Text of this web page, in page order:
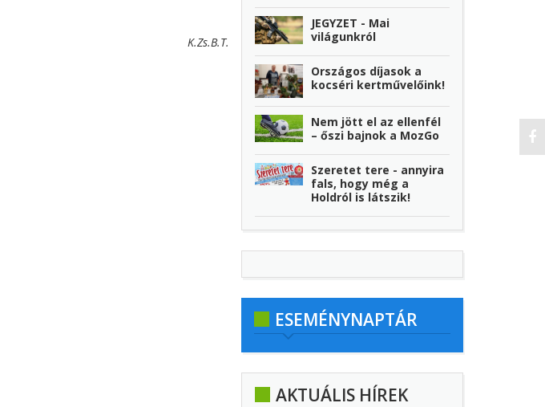
K.Zs.B.T.
JEGYZET - Mai
világunkról
Országos díjasok a
kocséri kertművelőink!
Nem jött el az ellenfél
– őszi bajnok a MozGo
Szeretet tere - annyira
fals, hogy még a
Holdról is látszik!
ESEMÉNYNAPTÁR
AKTUÁLIS HÍREK